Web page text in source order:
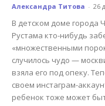
Александра Титова - 26
В детском доме города
Рустама кто-нибудь
«множественными
случилось чудо —
взяла его под опеку.
своем инстаграм-
ребенок тоже может